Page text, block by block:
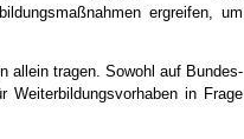
ergreifen, um
allein tragen. Sowohl auf Bundes-
in Frage